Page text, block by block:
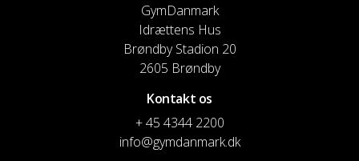
GymDanmark
Idrættens Hus
Brøndby Stadion 20
2605 Brøndby
Kontakt os
+ 45 4344 2200
info@gymdanmark.dk